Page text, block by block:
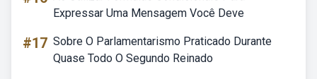
Expressar Uma Mensagem Você Deve
#17 Sobre O Parlamentarismo Praticado Durante
Quase Todo O Segundo Reinado